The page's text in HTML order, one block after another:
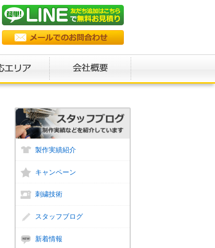
製作実績紹介
キャンペーン
刺繍技術
スタッフブログ
新着情報